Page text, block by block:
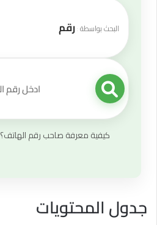
البحث بواسطة رقم
قيمة البحث
كيفية معرفة صاحب رقم الهاتف؟
جدول المحتويات